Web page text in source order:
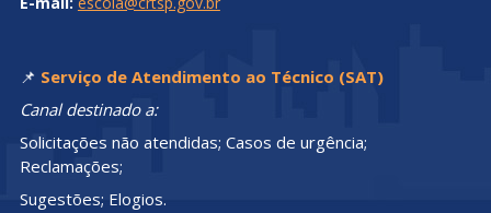
📌 Serviço de Atendimento ao Técnico (SAT)
Canal destinado a:
Solicitações não atendidas; Casos de urgência;
Reclamações;
Sugestões; Elogios.